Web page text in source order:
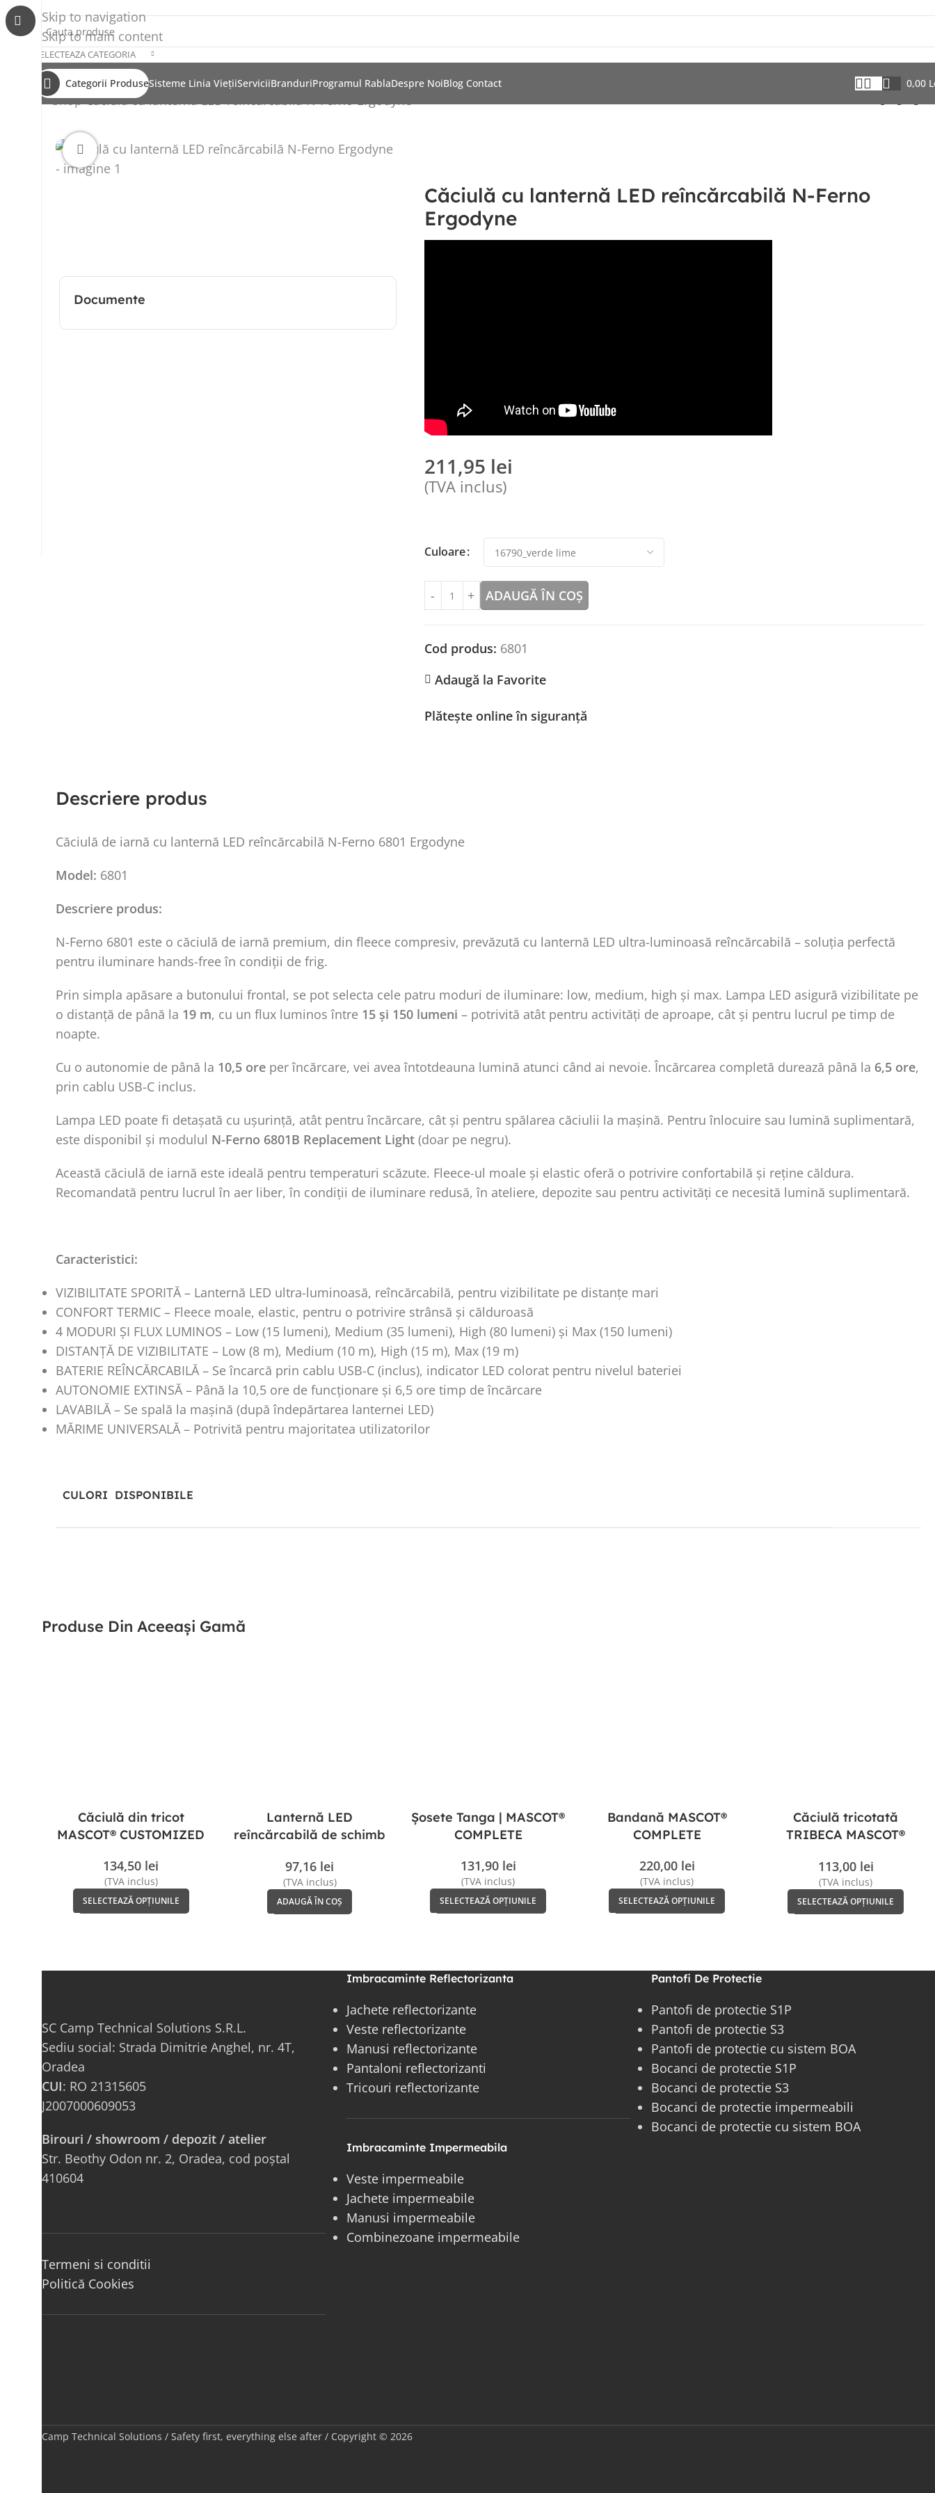
Skip to navigation
Skip to main content
SELECTEAZA CATEGORIA
Categorii ProduseSisteme Linia ViețiiServiciiBranduriProgramul RablaDespre NoiBlog Contact 0,00
Shop Căciulă cu lanternă LED reîncărcabilă N-Ferno Ergodyne
Click to enlarge
Documente
Căciulă cu lanternă LED reîncărcabilă N-Ferno
Ergodyne
211,95 lei
(TVA inclus)
Culoare
ADAUGĂ ÎN COȘ
Cod produs: 6801
Adaugă la Favorite
Plătește online în siguranță
Descriere produs
Căciulă de iarnă cu lanternă LED reîncărcabilă N-Ferno 6801 Ergodyne
Model: 6801
Descriere produs:
N-Ferno 6801 este o căciulă de iarnă premium, din fleece compresiv, prevăzută cu lanternă LED ultra-luminoasă reîncărcabilă – soluția perfectă
pentru iluminare hands-free în condiții de frig.
Prin simpla apăsare a butonului frontal, se pot selecta cele patru moduri de iluminare: low, medium, high și max. Lampa LED asigură vizibilitate pe
o distanță de până la 19 m, cu un flux luminos între 15 și 150 lumeni – potrivită atât pentru activități de aproape, cât și pentru lucrul pe timp de
noapte.
Cu o autonomie de până la 10,5 ore per încărcare, vei avea întotdeauna lumină atunci când ai nevoie. Încărcarea completă durează până la 6,5 ore,
prin cablu USB-C inclus.
Lampa LED poate fi detașată cu ușurință, atât pentru încărcare, cât și pentru spălarea căciulii la mașină. Pentru înlocuire sau lumină suplimentară,
este disponibil și modulul N-Ferno 6801B Replacement Light (doar pe negru).
Această căciulă de iarnă este ideală pentru temperaturi scăzute. Fleece-ul moale și elastic oferă o potrivire confortabilă și reține căldura.
Recomandată pentru lucrul în aer liber, în condiții de iluminare redusă, în ateliere, depozite sau pentru activități ce necesită lumină suplimentară.
Caracteristici:
VIZIBILITATE SPORITĂ – Lanternă LED ultra-luminoasă, reîncărcabilă, pentru vizibilitate pe distanțe mari
CONFORT TERMIC – Fleece moale, elastic, pentru o potrivire strânsă și călduroasă
4 MODURI ȘI FLUX LUMINOS – Low (15 lumeni), Medium (35 lumeni), High (80 lumeni) și Max (150 lumeni)
DISTANȚĂ DE VIZIBILITATE – Low (8 m), Medium (10 m), High (15 m), Max (19 m)
BATERIE REÎNCĂRCABILĂ – Se încarcă prin cablu USB-C (inclus), indicator LED colorat pentru nivelul bateriei
AUTONOMIE EXTINSĂ – Până la 10,5 ore de funcționare și 6,5 ore timp de încărcare
LAVABILĂ – Se spală la mașină (după îndepărtarea lanternei LED)
MĂRIME UNIVERSALĂ – Potrivită pentru majoritatea utilizatorilor
CULORI DISPONIBILE
Produse Din Aceeași Gamă
Căciulă din tricot
MASCOT® CUSTOMIZED
134,50 lei
(TVA inclus)
SELECTEAZĂ OPȚIUNILE
Lanternă LED
reîncărcabilă de schimb
97,16 lei
(TVA inclus)
ADAUGĂ ÎN COȘ
Șosete Tanga | MASCOT®
COMPLETE
131,90 lei
(TVA inclus)
SELECTEAZĂ OPȚIUNILE
Bandană MASCOT®
COMPLETE
220,00 lei
(TVA inclus)
SELECTEAZĂ OPȚIUNILE
Căciulă tricotată
TRIBECA MASCOT®
113,00 lei
(TVA inclus)
SELECTEAZĂ OPȚIUNILE
SC Camp Technical Solutions S.R.L.
Sediu social: Strada Dimitrie Anghel, nr. 4T,
Oradea
CUI: RO 21315605
J2007000609053
Birouri / showroom / depozit / atelier
Str. Beothy Odon nr. 2, Oradea, cod poștal
410604
Termeni si conditii
Politică Cookies
Imbracaminte Reflectorizanta
Jachete reflectorizante
Veste reflectorizante
Manusi reflectorizante
Pantaloni reflectorizanti
Tricouri reflectorizante
Imbracaminte Impermeabila
Veste impermeabile
Jachete impermeabile
Manusi impermeabile
Combinezoane impermeabile
Pantofi De Protectie
Pantofi de protectie S1P
Pantofi de protectie S3
Pantofi de protectie cu sistem BOA
Bocanci de protectie S1P
Bocanci de protectie S3
Bocanci de protectie impermeabili
Bocanci de protectie cu sistem BOA
Camp Technical Solutions / Safety first, everything else after / Copyright © 2026